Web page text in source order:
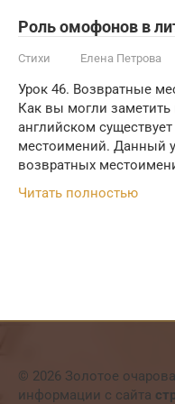
Роль омофонов в
Стихи Елена Петрова
Урок 46. Возвратные
Как вы могли
английском
местоимений. Данный
возвратных
Читать полностью
© 2026 Золотое
информации с сайта